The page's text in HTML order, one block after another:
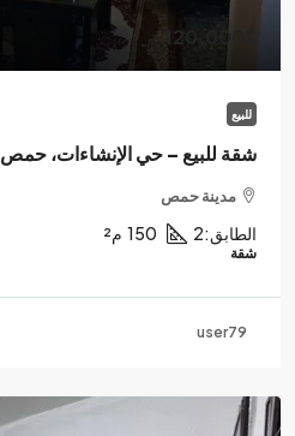
120,000$
للبيع
شقة للبيع – حي الإنشاءات، حمص
مدينة حمص
الطابق:2
150 م²
شقة
user79